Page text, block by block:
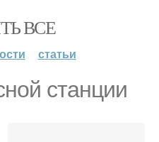
ВСЕ
статьи
станции